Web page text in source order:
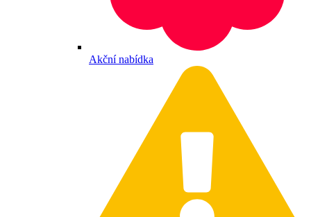
Akční nabídka